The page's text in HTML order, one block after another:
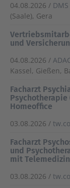
04.08.2026 /
(Saale), Gera
und
04.08.2026 /
Kassel, Gießen,
Facharzt
Homeoffice
03.08.2026 /
Facharzt
und
mit Telemedizin
03.08.2026 /